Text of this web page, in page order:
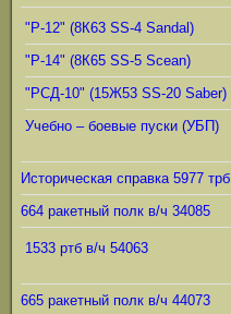
"Р-12" (8К63 SS-4 Sandal)
"Р-14" (8К65 SS-5 Scean)
"РСД-10" (15Ж53 SS-20 Saber)
Учебно – боевые пуски (УБП)
Историческая справка 5977 трб
664 ракетный полк в/ч 34085
1533 ртб в/ч 54063
665 ракетный полк в/ч 44073